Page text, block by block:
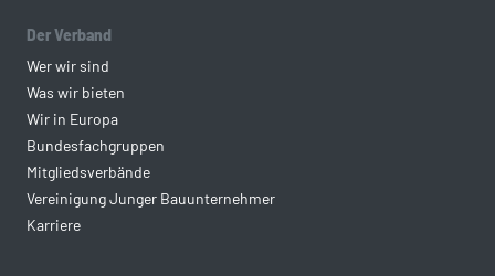
Der Verband
Wer wir sind
Was wir bieten
Wir in Europa
Bundesfachgruppen
Mitgliedsverbände
Vereinigung Junger Bauunternehmer
Karriere